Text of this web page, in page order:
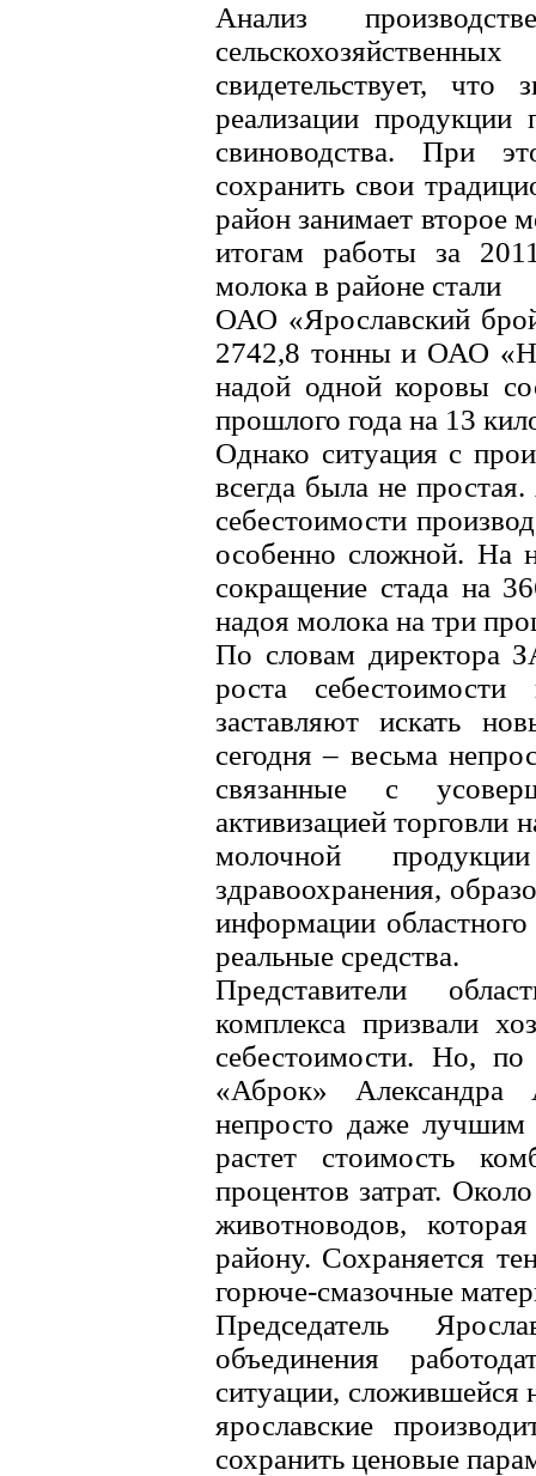
Анализ
свидетельствует,
реализации продукции
свиноводства. При
сохранить свои
район занимает второе
итогам работы за
молока в районе стали
ОАО «Ярославский
2742,8 тонны и ОАО
надой одной коровы
прошлого года на 13
Однако ситуация с
всегда была не
себестоимости
особенно сложной. На
сокращение стада на
надоя молока на три
По словам директора
роста
заставляют искать
сегодня – весьма
связанные с
активизацией торговли
молочной
здравоохранения,
информации
реальные средства.
Представители
комплекса призвали
себестоимости. Но,
«Аброк» Александра
непросто даже лучшим
растет стоимость
процентов затрат.
животноводов,
району. Сохраняется
горюче-смазочные
Председатель
объединения
ситуации, сложившейся
ярославские
сохранить ценовые